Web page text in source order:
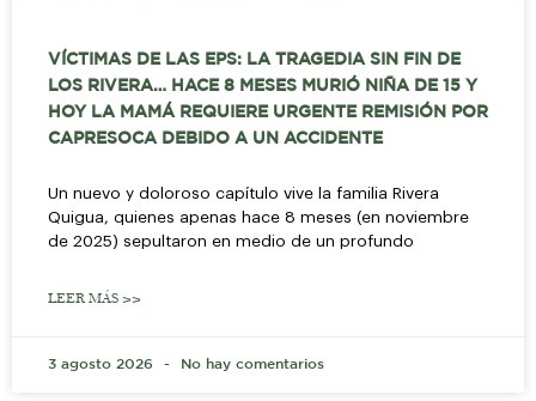
VÍCTIMAS DE LAS EPS: LA TRAGEDIA SIN FIN DE
LOS RIVERA… HACE 8 MESES MURIÓ NIÑA DE 15 Y
HOY LA MAMÁ REQUIERE URGENTE REMISIÓN POR
CAPRESOCA DEBIDO A UN ACCIDENTE
Un nuevo y doloroso capítulo vive la familia Rivera
Quigua, quienes apenas hace 8 meses (en noviembre
de 2025) sepultaron en medio de un profundo
LEER MÁS >>
3 agosto 2026 No hay comentarios